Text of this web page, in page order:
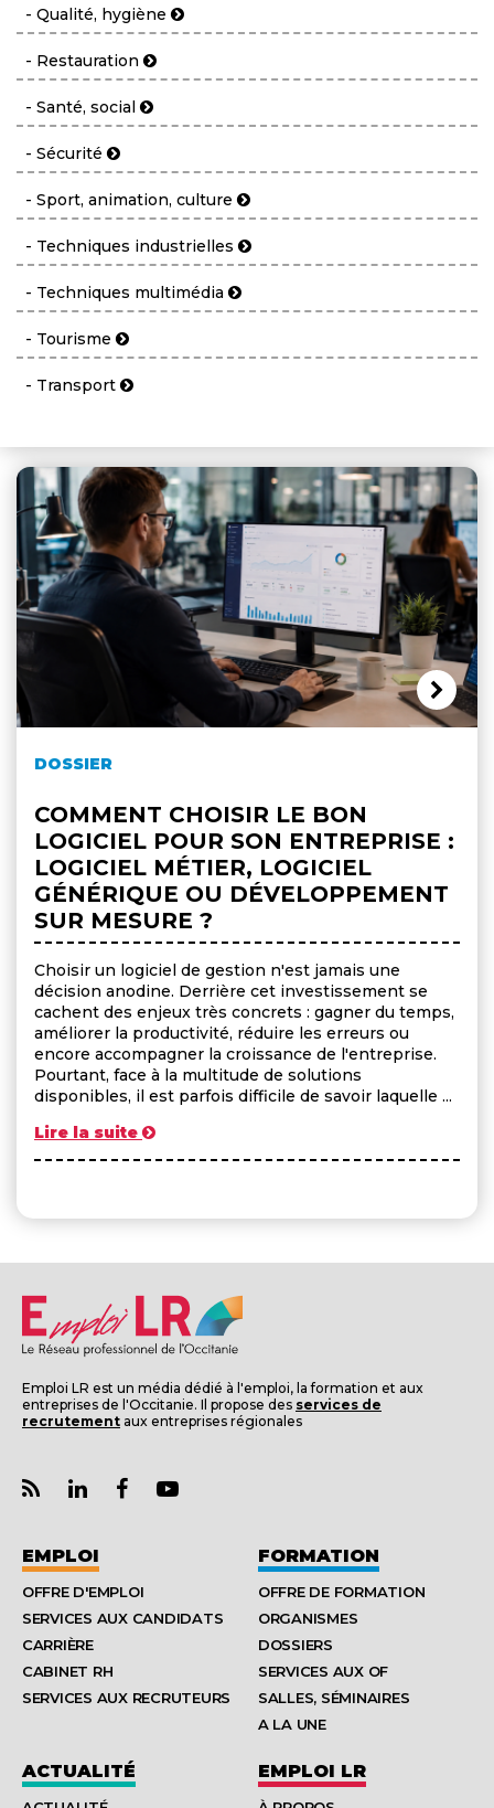
- Qualité, hygiène
- Restauration
- Santé, social
- Sécurité
- Sport, animation, culture
- Techniques industrielles
- Techniques multimédia
- Tourisme
- Transport
DOSSIER
COMMENT CHOISIR LE BON
LOGICIEL POUR SON ENTREPRISE :
LOGICIEL MÉTIER, LOGICIEL
GÉNÉRIQUE OU DÉVELOPPEMENT
SUR MESURE ?
Choisir un logiciel de gestion n'est jamais une
décision anodine. Derrière cet investissement se
cachent des enjeux très concrets : gagner du temps,
améliorer la productivité, réduire les erreurs ou
encore accompagner la croissance de l'entreprise.
Pourtant, face à la multitude de solutions
disponibles, il est parfois difficile de savoir laquelle ...
Lire la suite
Emploi LR est un média dédié à l'emploi, la formation et aux
entreprises de l'Occitanie. Il propose des services de
recrutement aux entreprises régionales
EMPLOI
OFFRE D'EMPLOI
SERVICES AUX CANDIDATS
CARRIÈRE
CABINET RH
SERVICES AUX RECRUTEURS
FORMATION
OFFRE DE FORMATION
ORGANISMES
DOSSIERS
SERVICES AUX OF
SALLES, SÉMINAIRES
A LA UNE
ACTUALITÉ EMPLOI LR